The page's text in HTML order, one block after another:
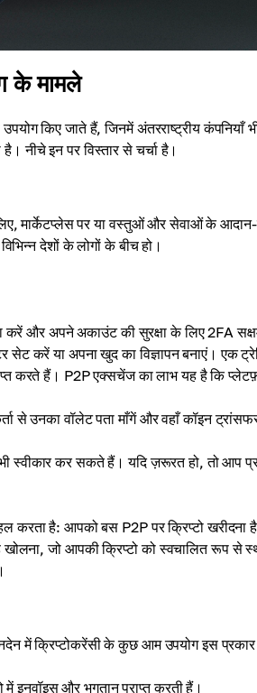
के मामले
उपयोग किए जाते हैं, जिनमें अंतरराष्ट्रीय
नीचे इन पर विस्तार से चर्चा है।
मार्केटप्लेस पर या वस्तुओं और सेवाओं के आदान-
देशों के लोगों के बीच हो।
और अपने अकाउंट की सुरक्षा के लिए 2FA
सेट करें या अपना खुद का विज्ञापन बनाएं। एक
करते हैं। P2P एक्सचेंज का लाभ यह है कि
से उनका वॉलेट पता माँगें और वहाँ कॉइन
स्वीकार कर सकते हैं। यदि ज़रूरत हो, तो आप
हल करता है: आपको बस P2P पर क्रिप्टो
खोलना, जो आपकी क्रिप्टो को स्वचालित रूप
में क्रिप्टोकरेंसी के कुछ आम उपयोग इस
इनवॉइस और भुगतान प्राप्त करती हैं।